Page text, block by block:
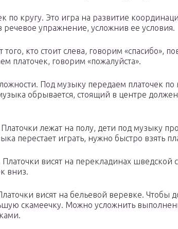
по кругу. Это игра на развитие
речевое упражнение, усложнив ее условия.
того, кто стоит слева, говорим «спасибо»,
платочек, говорим «пожалуйста».
Под музыку передаем платочек по
обрывается, стоящий в центре должен
лежат на полу, дети под музыку
перестает играть, нужно быстро взять
Платочки висят на перекладинах шведской
вниз.
висят на бельевой веревке. Чтобы
скамеечку. Можно усложнить